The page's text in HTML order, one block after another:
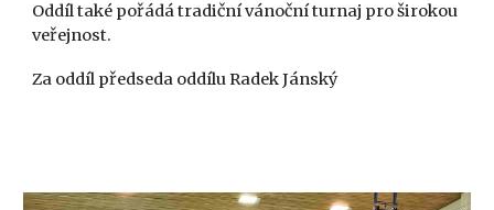
Oddíl také pořádá tradiční vánoční turnaj pro širokou
veřejnost.
Za oddíl předseda oddílu Radek Jánský